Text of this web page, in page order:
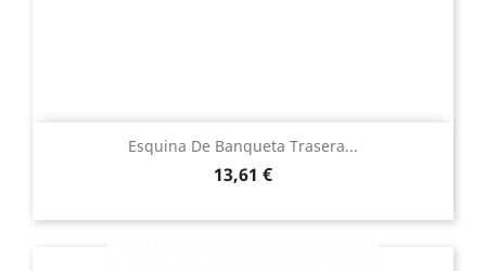
Esquina De Banqueta Trasera...
Precio
13,61 €